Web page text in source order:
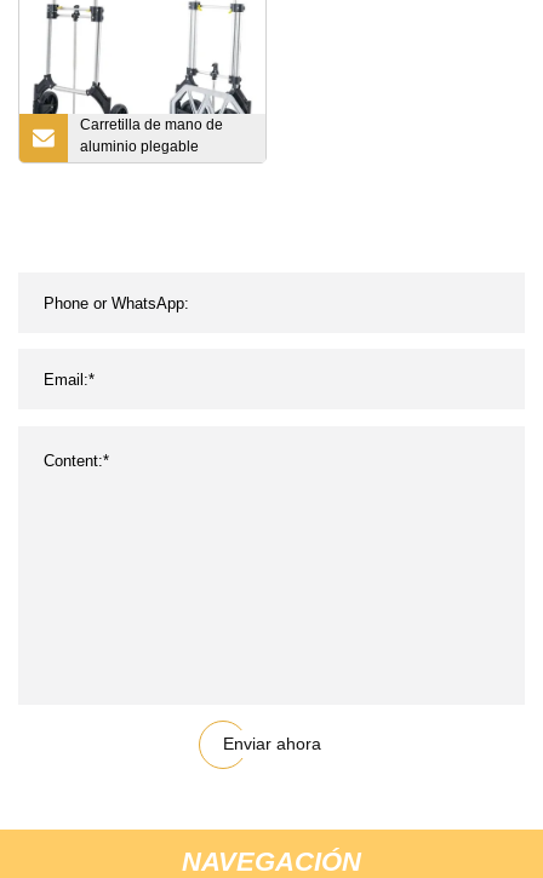
estantería de almacén
Carretilla de mano de
aluminio plegable
(HT022)
Enviar ahora
NAVEGACIÓN